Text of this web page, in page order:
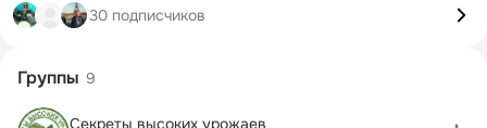
30 подписчиков
Группы 9
Секреты высоких урожаев